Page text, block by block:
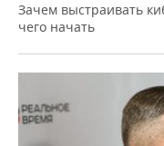
Зачем выстраивать
чего начать